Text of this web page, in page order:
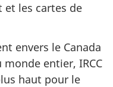
et les cartes de
envers le Canada
entier, IRCC
haut pour le